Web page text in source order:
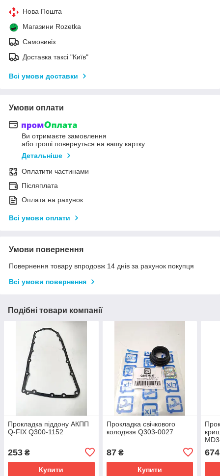
Нова Пошта
Магазини Rozetka
Самовивіз
Доставка таксі "Київ"
Всі умови доставки
Умови оплати
Ви отримаєте замовлення
або гроші повернуться на вашу картку
Детальніше
Оплатити частинами
Післяплата
Оплата на рахунок
Всі умови оплати
Умови повернення
Повернення товару впродовж 14 днів за рахунок покупця
Всі умови повернення
Подібні товари компанії
Прокладка піддону АКПП
Q-FIX Q300-1152
253 ₴
Купити
Прокладка свічкового
колодязя Q303-0027
87₴
Купити
674